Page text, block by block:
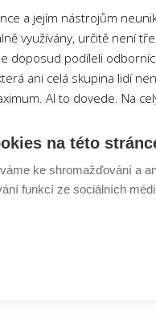
a jejím nástrojům
využívány, určitě není
doposud podíleli
ani celá skupina lidí
AI to dovede. Na
není to
na této
ke shromažďování a
funkcí ze sociálních